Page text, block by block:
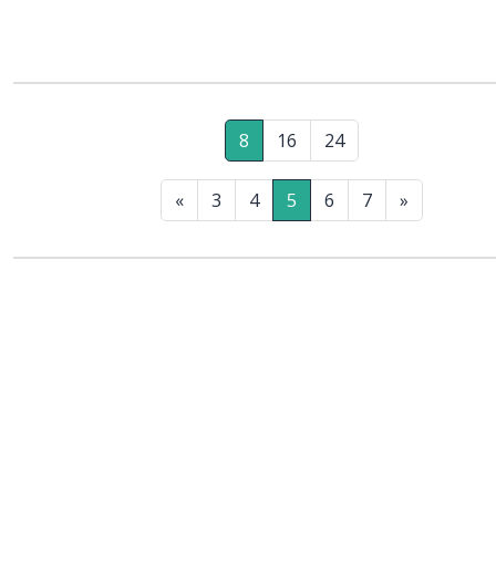
8 16 24
« 3 4 5 6 7 »